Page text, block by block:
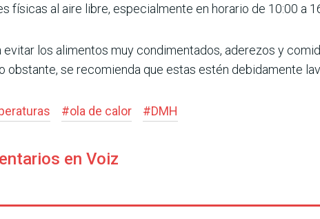
físicas al aire libre, especialmente en horario de 10:00 a
los alimentos muy condimentados, aderezos y
obstante, se recomienda que estas estén debidamente
#ola de calor #DMH
en Voiz